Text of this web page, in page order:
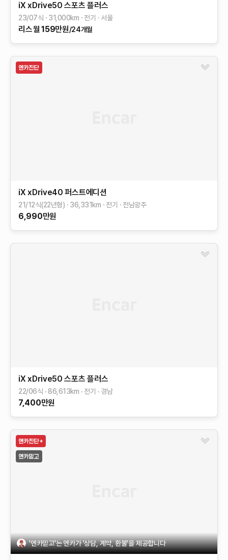
iX xDrive50 스포츠 플러스
23/07식 31,000km 전기 서울
리스월 159만원/24개월
iX xDrive40 퍼스트에디션
21/12식(22년형) 36,331 km 전기 전남광주
6,990만원
iX xDrive50 스포츠 플러스
22/06식 86,613km 전기 경남
7,400만원
'엔카믿고'는 엔카가 '상담, 계약, 환불'을 제공합니다